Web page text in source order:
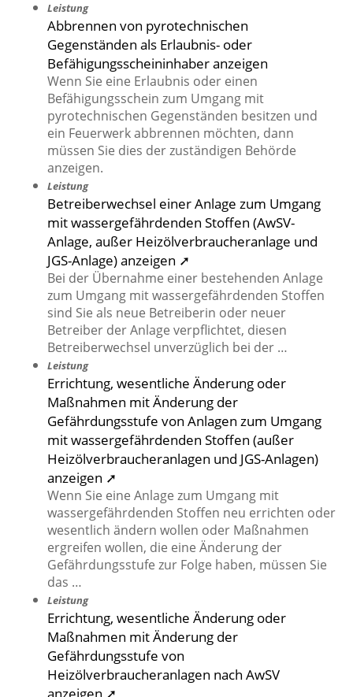
Leistung
Abbrennen von pyrotechnischen
Gegenständen als Erlaubnis- oder
Befähigungsscheininhaber anzeigen
Wenn Sie eine Erlaubnis oder einen
Befähigungsschein zum Umgang mit
pyrotechnischen Gegenständen besitzen und
ein Feuerwerk abbrennen möchten, dann
müssen Sie dies der zuständigen Behörde
anzeigen.
Leistung
Betreiberwechsel einer Anlage zum Umgang
mit wassergefährdenden Stoffen (AwSV-
Anlage, außer Heizölverbraucheranlage und
JGS-Anlage) anzeigen ➚
Bei der Übernahme einer bestehenden Anlage
zum Umgang mit wassergefährdenden Stoffen
sind Sie als neue Betreiberin oder neuer
Betreiber der Anlage verpflichtet, diesen
Betreiberwechsel unverzüglich bei der …
Leistung
Errichtung, wesentliche Änderung oder
Maßnahmen mit Änderung der
Gefährdungsstufe von Anlagen zum Umgang
mit wassergefährdenden Stoffen (außer
Heizölverbraucheranlagen und JGS-Anlagen)
anzeigen ➚
Wenn Sie eine Anlage zum Umgang mit
wassergefährdenden Stoffen neu errichten oder
wesentlich ändern wollen oder Maßnahmen
ergreifen wollen, die eine Änderung der
Gefährdungsstufe zur Folge haben, müssen Sie
das …
Leistung
Errichtung, wesentliche Änderung oder
Maßnahmen mit Änderung der
Gefährdungsstufe von
Heizölverbraucheranlagen nach AwSV